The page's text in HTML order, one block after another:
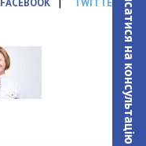
Записатися на консультацiю
FACEBOOK TWITTER